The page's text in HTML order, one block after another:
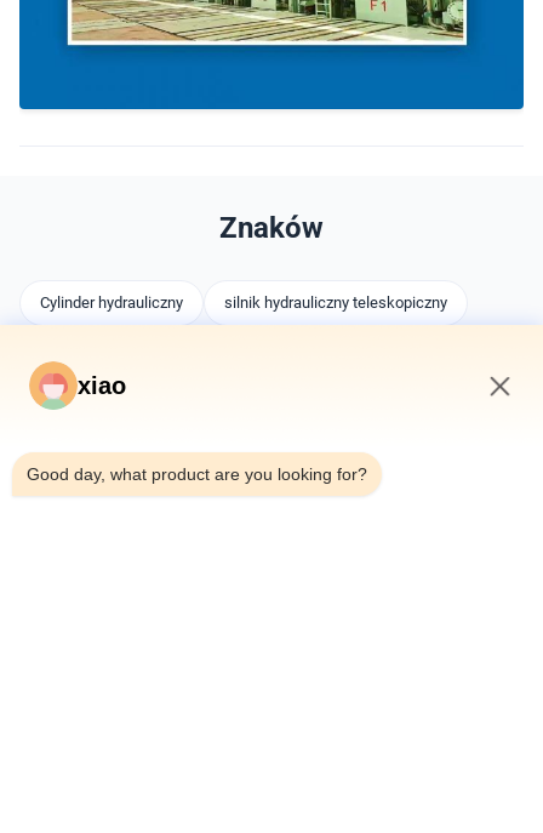
Znaków
Cylinder hydrauliczny silnik hydrauliczny teleskopiczny
Może Ci się spodobać
xiao
Good day, what product are you looking for?